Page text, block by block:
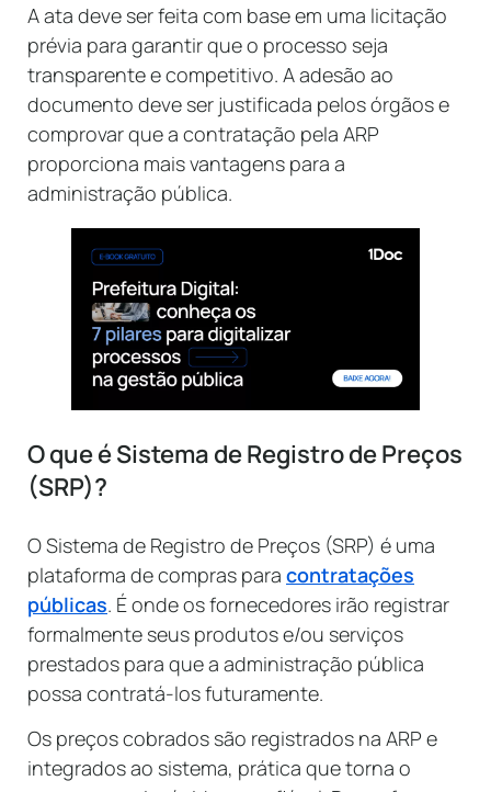
A ata deve ser feita com base em uma licitação
prévia para garantir que o processo seja
transparente e competitivo. A adesão ao
documento deve ser justificada pelos órgãos e
comprovar que a contratação pela ARP
proporciona mais vantagens para a
administração pública.
O que é Sistema de Registro de Preços
(SRP)?
O Sistema de Registro de Preços (SRP) é uma
plataforma de compras para contratações
públicas. É onde os fornecedores irão registrar
formalmente seus produtos e/ou serviços
prestados para que a administração pública
possa contratá-los futuramente.
Os preços cobrados são registrados na ARP e
integrados ao sistema, prática que torna o